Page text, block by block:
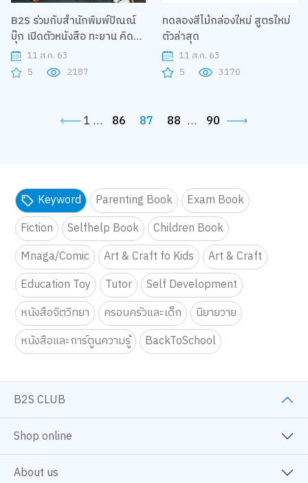
B2S ร่วมกับสำนักพิมพ์ปัณณ์
บุ๊ก เปิดตัวหนังสือ ทะยาน คิด
แบบ STARTUP ทำอย่าง SME
มีระบบแบบมหาชน
11 ส.ค. 63
5
2187
ทดลองสีไม้กล่องใหม่ สูตรใหม่
ตัวล่าสุด
11 ส.ค. 63
5
3170
1 … 86 87 88 … 90
Keyword Parenting Book
Exam Book
Fiction
Selfhelp Book
Children Book
Mnaga/Comic
Art & Craft fo Kids
Art & Craft
Education Toy
Tutor
Self Development
หนังสือจิตวิทยา
ครอบครัวและเด็ก
นิยายวาย
หนังสือและการ์ตูนความรู้
BackToSchool
B2S CLUB
Shop online
About us